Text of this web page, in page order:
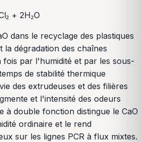
+ 2H₂O
dans le recyclage des plastiques
la dégradation des chaînes
fois par l'humidité et par les sous-
de stabilité thermique
des extrudeuses et des filières
et l'intensité des odeurs
à double fonction distingue le CaO
ordinaire et le rend
sur les lignes PCR à flux mixtes.